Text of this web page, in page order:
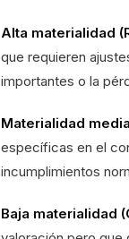
Alta materialidad
que requieren
importantes o la
Materialidad
específicas en el
incumplimientos
Baja materialidad